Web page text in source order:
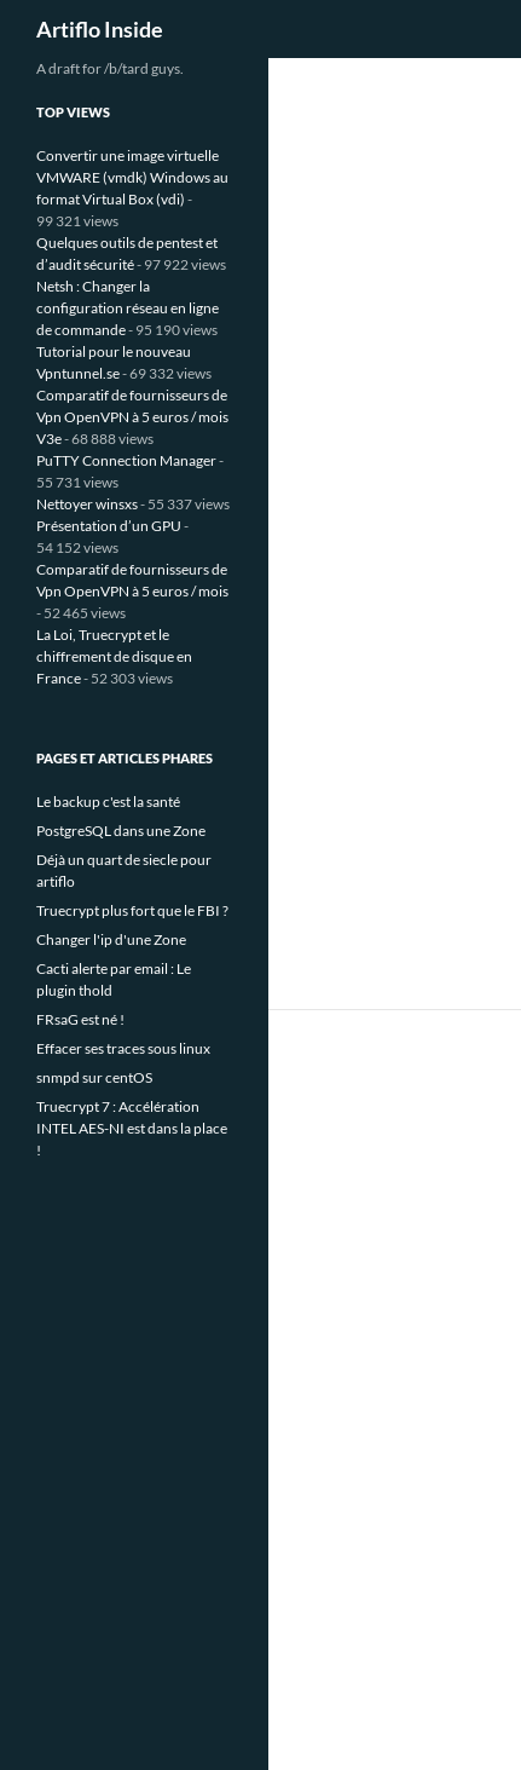
Aller
Artiflo Inside
A draft for /b/tard guys.
TOP VIEWS
Convertir une image virtuelle
VMWARE (vmdk) Windows au
format Virtual Box (vdi) -
99 321 views
Quelques outils de pentest et
d’audit sécurité- 97 922 views
Netsh : Changer la
configuration réseau en ligne
de commande- 95 190 views
Tutorial pour le nouveau
Vpntunnel.se- 69 332 views
Comparatif de fournisseurs de
Vpn OpenVPN à 5 euros / mois
V3e- 68 888 views
PuTTY Connection Manager-
55 731 views
Nettoyer winsxs- 55 337 views
Présentation d’un GPU -
54 152 views
Comparatif de fournisseurs de
Vpn OpenVPN à 5 euros / mois
- 52 465 views
La Loi, Truecrypt et le
chiffrement de disque en
France- 52 303 views
PAGES ET ARTICLES PHARES
Le backup c'est la santé
PostgreSQL dans une Zone
Déjà un quart de siecle pour
artiflo
Truecrypt plus fort que le FBI ?
Changer l'ip d'une Zone
Cacti alerte par email : Le
plugin thold
FRsaG est né !
Effacer ses traces sous linux
snmpd sur centOS
Truecrypt 7 : Accélération
INTEL AES-NI est dans la place
!